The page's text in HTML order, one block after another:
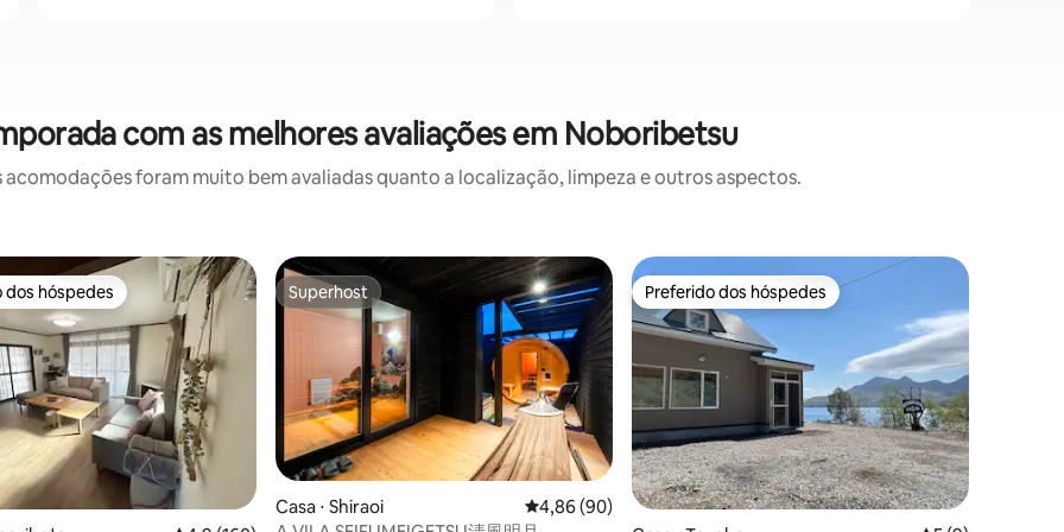
com as melhores avaliações em Noboribetsu
acomodações foram muito bem avaliadas quanto a localização, limpeza e outros aspectos.
de 5, 165 avaliações
dos hóspedes
dos hóspedes Superhost
Superhost
Casa ⋅ Shiraoi 4,86 de uma avaliação média de 5, 90 avaliações
4,86 (90)
Preferido dos hóspedes
Preferido dos hóspedes